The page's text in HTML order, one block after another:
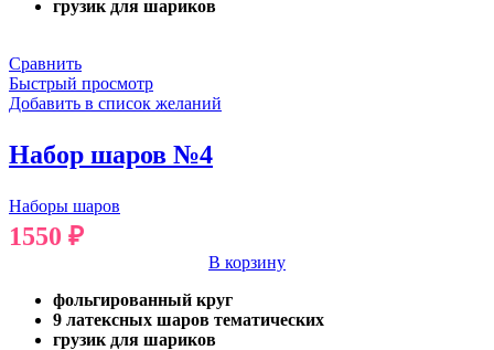
грузик для шариков
Сравнить
Быстрый просмотр
Добавить в список желаний
Набор шаров №4
Наборы шаров
1550 ₽
В корзину
фольгированный круг
9 латексных шаров тематических
грузик для шариков